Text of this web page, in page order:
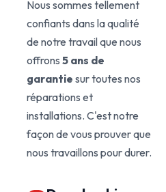
Nous sommes tellement
confiants dans la qualité
de notre travail que nous
offrons 5 ans de
garantie sur toutes nos
réparations et
installations. C'est notre
façon de vous prouver que
nous travaillons pour durer.